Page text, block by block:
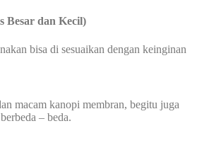
Besar dan Kecil)
bisa di sesuaikan dengan keinginan
macam kanopi membran, begitu juga
– beda.